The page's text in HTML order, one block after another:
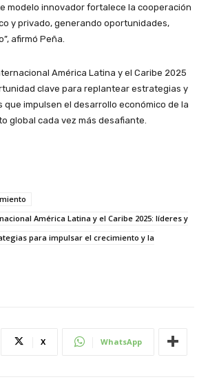
modelo innovador fortalece la cooperación
y privado, generando oportunidades,
afirmó Peña.
América Latina y el Caribe 2025
clave para replantear estrategias y
que impulsen el desarrollo económico de la
global cada vez más desafiante.
América Latina y el Caribe 2025: líderes y
para impulsar el crecimiento y la
X WhatsApp